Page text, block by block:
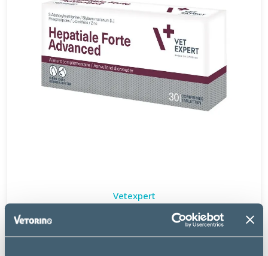
Vetexpert
HEPATIALE FORTE ADVANCED - CHIEN, CHAT